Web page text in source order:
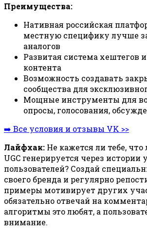
Преимущества:
Нативная российская
местную специфику лучше
аналогов
Развитая система хештегов
контента
Возможность создавать
сообщества для
Мощные инструменты для
опросы, голосования,
➡️ Все условия и отзывы VK >>
Лайфхак: Не кажется ли тебе,
UGC генерируется через истории
пользователей? Создай
своего бренда и регулярно
примеры мотивирует других
обязательно отвечай на
алгоритмы это любят, а
внимание.